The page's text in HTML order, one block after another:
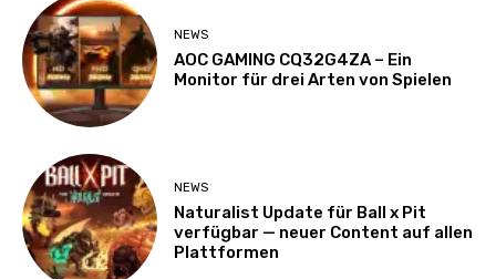
NEWS
AOC GAMING CQ32G4ZA – Ein
Monitor für drei Arten von Spielen
NEWS
Naturalist Update für Ball x Pit
verfügbar — neuer Content auf allen
Plattformen